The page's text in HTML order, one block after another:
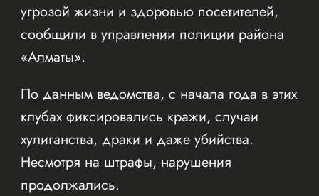
угрозой жизни и здоровью посетителей,
сообщили в управлении полиции района
«Алматы».
По данным ведомства, с начала года в этих
клубах фиксировались кражи, случаи
хулиганства, драки и даже убийства.
Несмотря на штрафы, нарушения
продолжались.